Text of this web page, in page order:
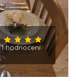
1 hodnocení